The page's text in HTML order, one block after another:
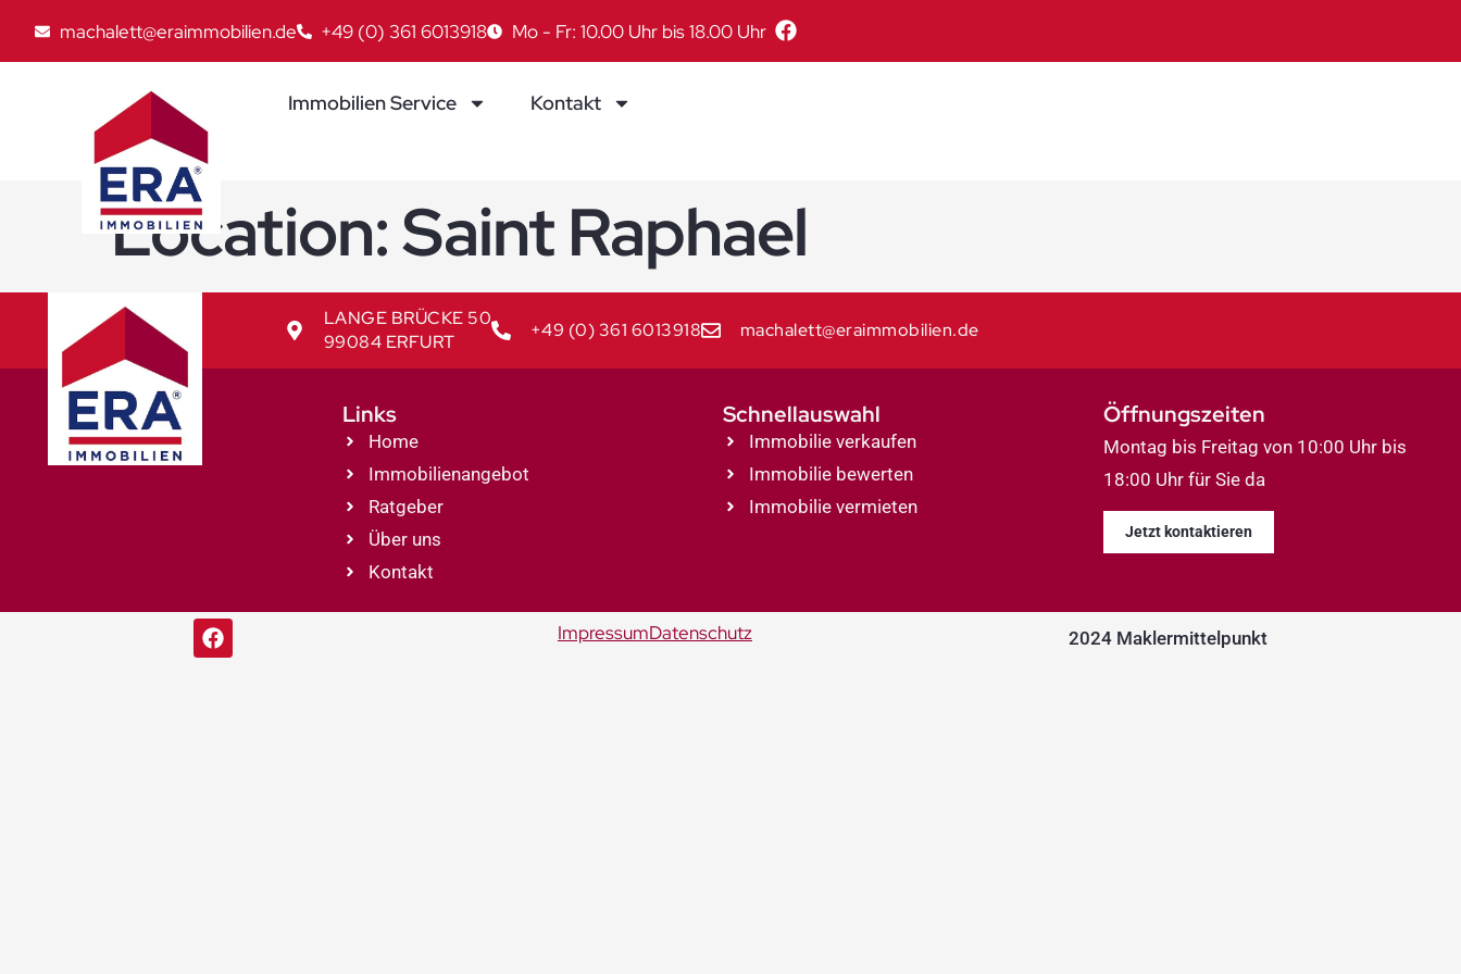
machalett@eraimmobilien.de +49 (0) 361 6013918 Mo - Fr: 10.00 Uhr bis 18.00 Uhr
Immobilien Service Kontakt
Location:Saint Raphael
LANGE BRÜCKE 50
99084 ERFURT
+49 (0) 361 6013918 machalett@eraimmobilien.de
Links
Home
Immobilienangebot
Ratgeber
Über uns
Kontakt
Schnellauswahl
Immobilie verkaufen
Immobilie bewerten
Immobilie vermieten
Öffnungszeiten
Montag bis Freitag von 10:00 Uhr bis
18:00 Uhr für Sie da
Jetzt kontaktieren
ImpressumDatenschutz 2024 Maklermittelpunkt